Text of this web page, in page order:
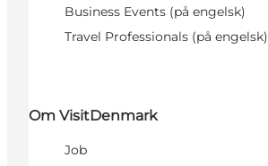
Business Events (på engelsk)
Travel Professionals (på engelsk)
Om VisitDenmark
Job